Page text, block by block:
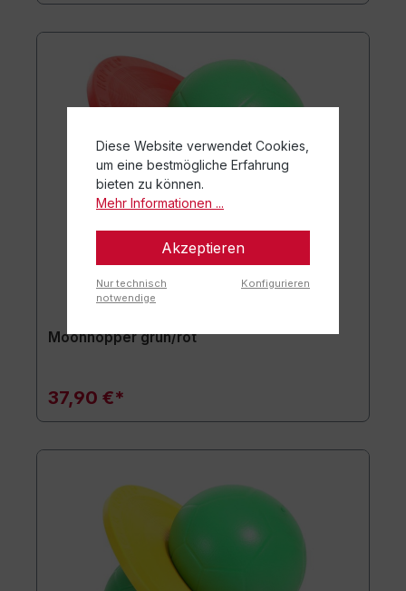
Moonhopper grün/rot
37,90 €*
Diese Website verwendet Cookies,
um eine bestmögliche Erfahrung
bieten zu können.
Mehr Informationen ...
Akzeptieren
Nur technisch
notwendige
Konfigurieren